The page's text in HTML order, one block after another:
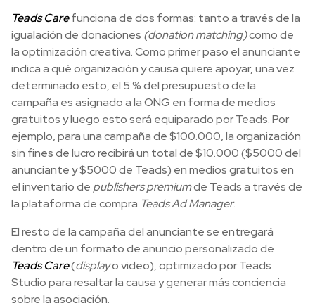
Teads Carefunciona de dos formas: tanto a través de la
igualación de donaciones (donation matching)como de
la optimización creativa. Como primer paso el anunciante
indica a qué organización y causa quiere apoyar, una vez
determinado esto, el 5 % del presupuesto de la
campaña es asignado a la ONG en forma de medios
gratuitos y luego esto será equiparado por Teads. Por
ejemplo, para una campaña de $100.000, la organización
sin fines de lucro recibirá un total de $10.000 ($5000 del
anunciante y $5000 de Teads) en medios gratuitos en
el inventario de publishers premiumde Teads a través de
la plataforma de compra Teads Ad Manager.
El resto de la campaña del anunciante se entregará
dentro de un formato de anuncio personalizado de
Teads Care(displayo video), optimizado por Teads
Studio para resaltar la causa y generar más conciencia
sobre la asociación.